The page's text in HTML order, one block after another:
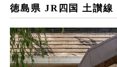
徳島県 JR四国 土讃線